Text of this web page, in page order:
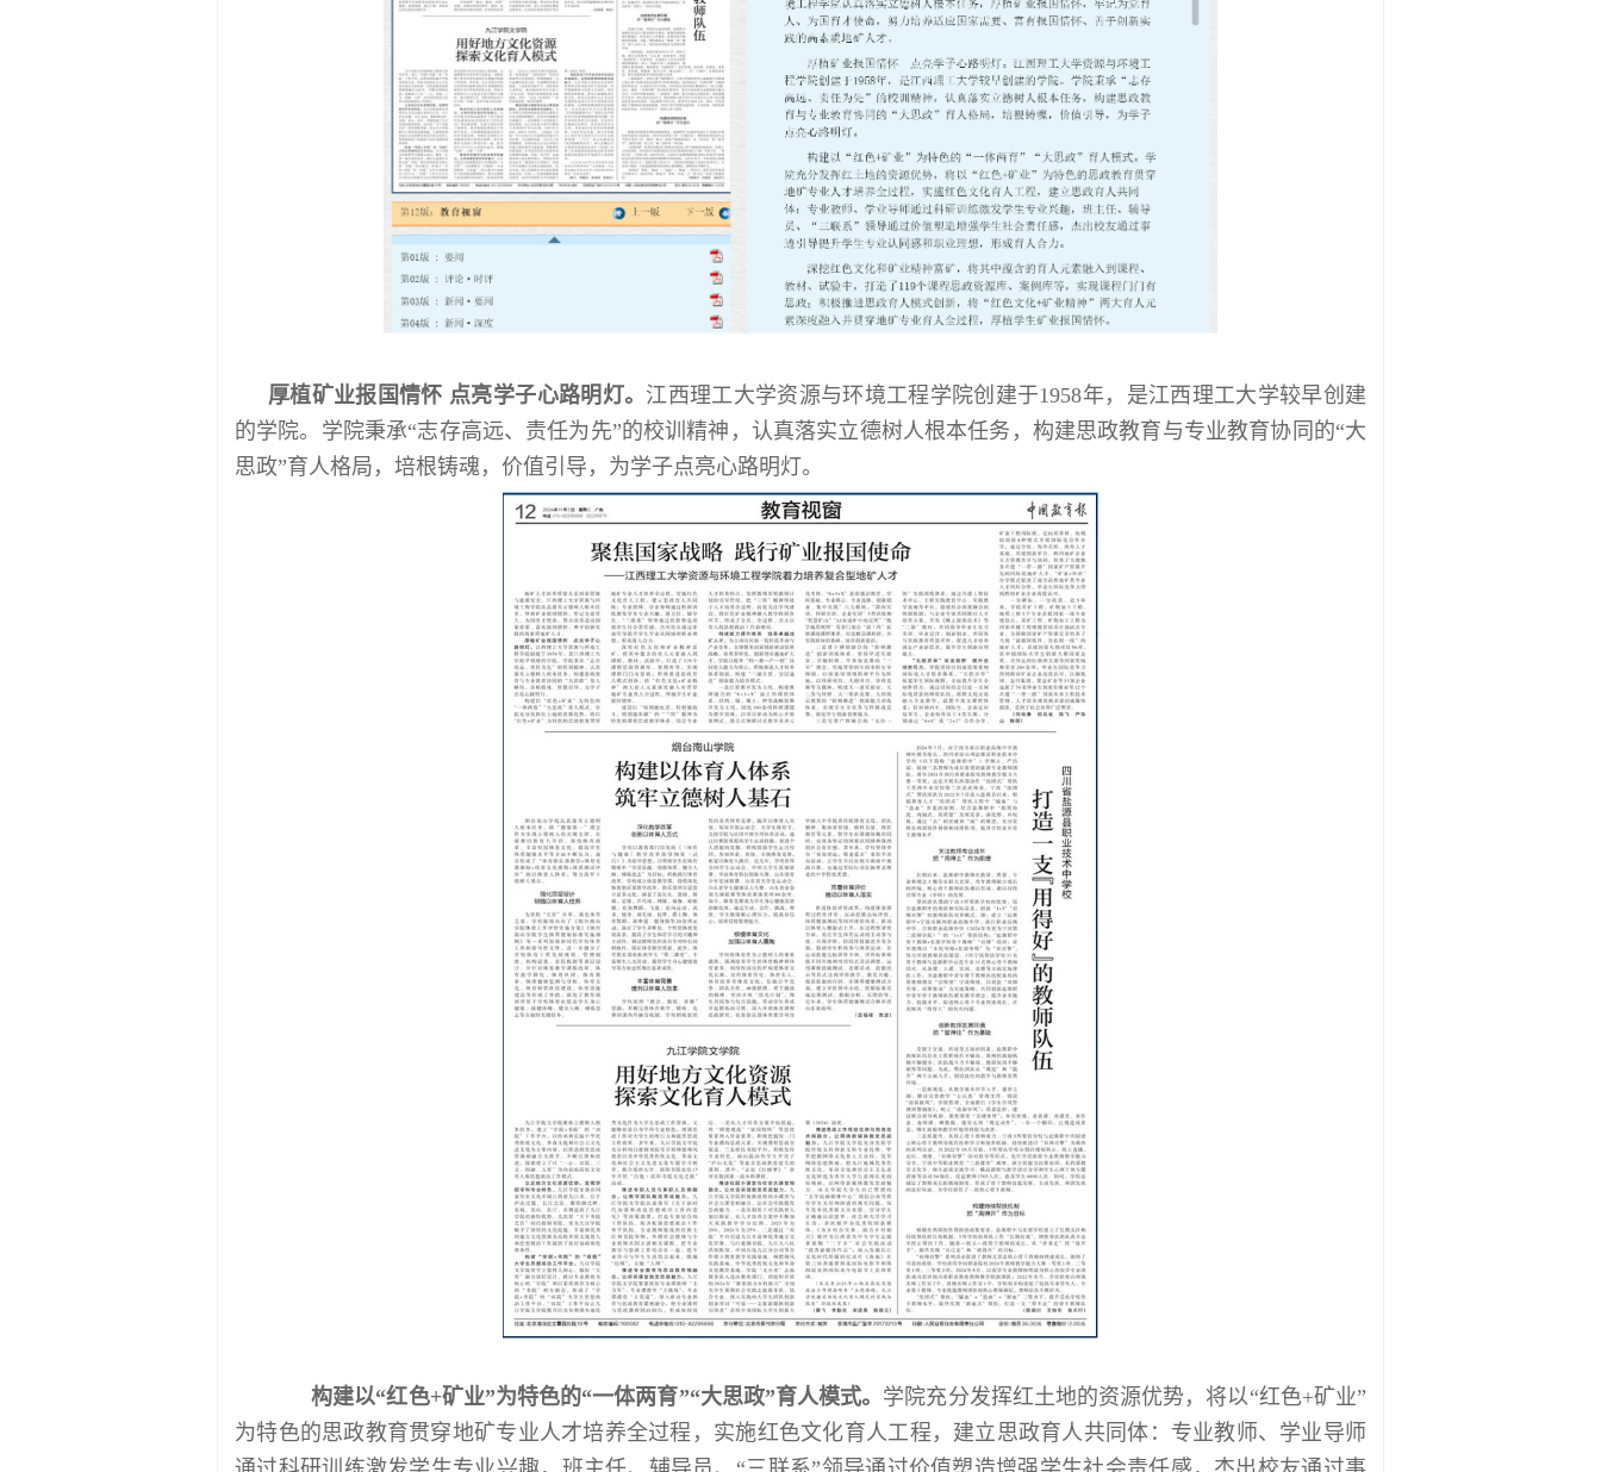
厚植矿业报国情怀 点亮学子心路明灯。 江西理工大学资源与环境工程学院创建于1958年，是江西理工大学较早创建
的学院。学院秉承“志存高远、责任为先”的校训精神，认真落实立德树人根本任务，构建思政教育与专业教育协同的“大
思政”育人格局，培根铸魂，价值引导，为学子点亮心路明灯。
构建以“红色+矿业”为特色的“一体两育”“大思政”育人模式。 学院充分发挥红土地的资源优势，将以“红色+矿业”
为特色的思政教育贯穿地矿专业人才培养全过程，实施红色文化育人工程，建立思政育人共同体：专业教师、学业导师